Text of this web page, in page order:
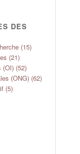
DES
(15)
(21)
(OI) (52)
(ONG)(62)
(5)